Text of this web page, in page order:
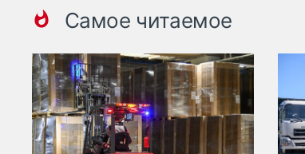
Самое читаемое